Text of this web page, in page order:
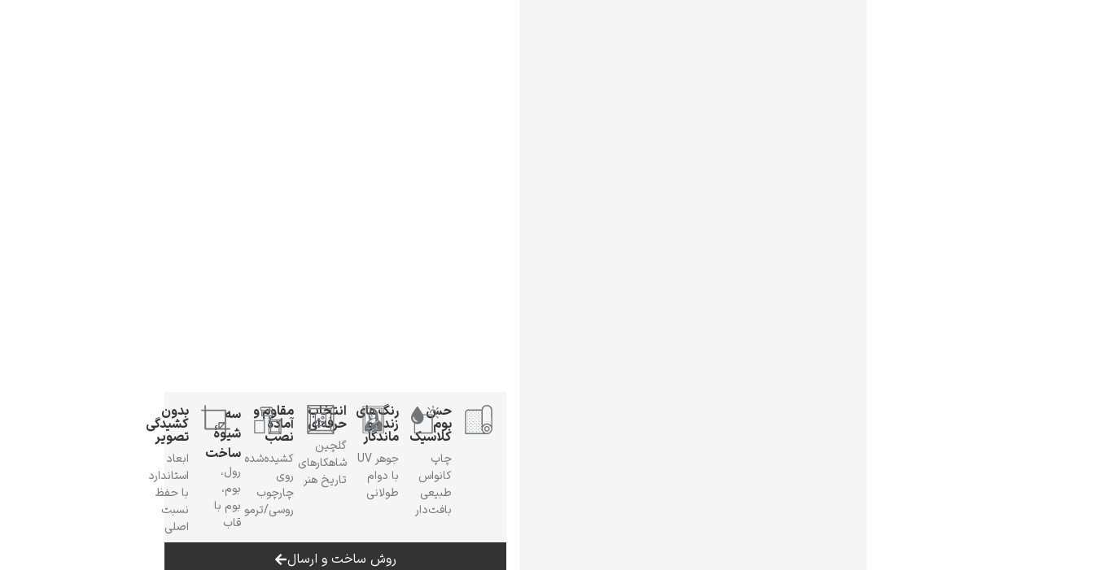
حس
بوم
کلاسیک
چاپ
کانواس
طبیعی
بافت‌دار
رنگ‌های
زنده و
ماندگار
جوهر UV
با دوام
طولانی
انتخاب
حرفه‌ای
گلچین
شاهکارهای
تاریخ هنر
مقاوم و
آمادهٔ
نصب
کشیده‌شده
روی
چارچوب
روسی/ترمو
سه
شیوهٔ
ساخت
رول،
بوم،
بوم با
قاب
بدون
کشیدگی
تصویر
ابعاد
استاندارد
با حفظ
نسبت
اصلی
روش ساخت و ارسال